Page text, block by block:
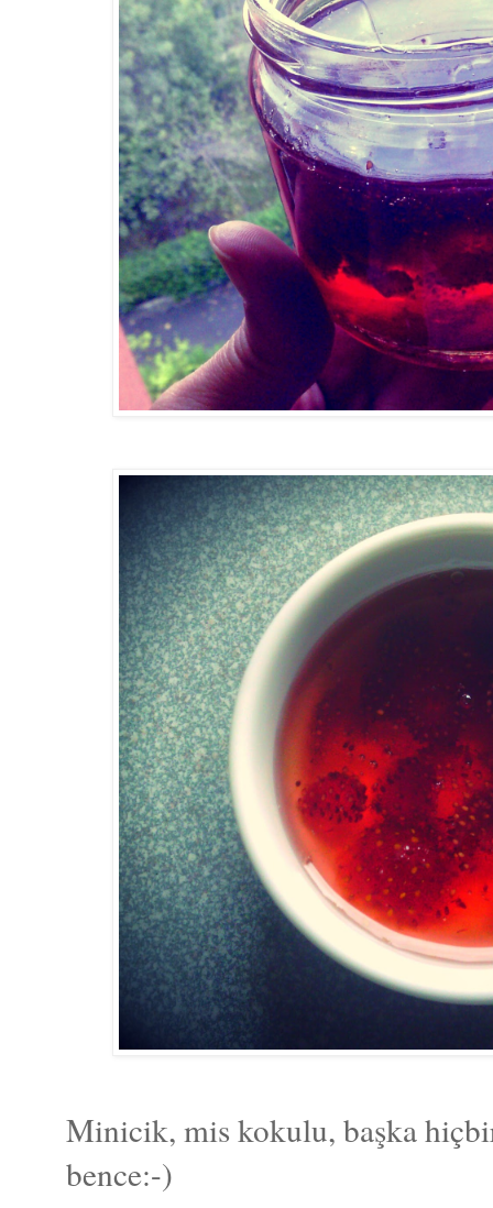
Minicik, mis kokulu, başka
bence:-)